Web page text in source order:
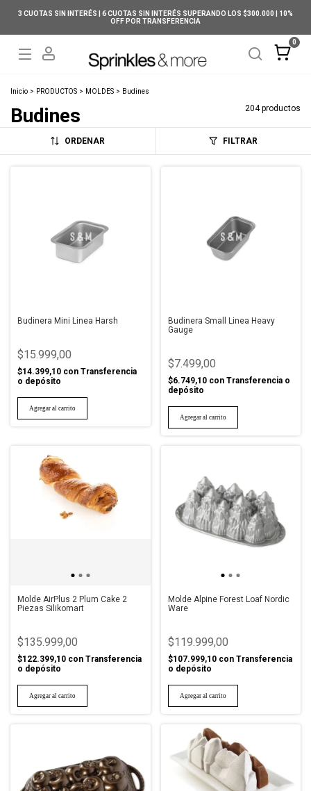
3 CUOTAS SIN INTERÉS | 6 CUOTAS SIN INTERÉS SUPERANDO LOS $300.000 | 10%
OFF POR TRANSFERENCIA
0
Inicio > PRODUCTOS > MOLDES > Budines
Budines 204 productos
ORDENAR FILTRAR
Budinera Mini Linea Harsh
$15.999,00
$14.399,10 con Transferencia
o depósito
Budinera Small Linea Heavy
Gauge
$7.499,00
$6.749,10 con Transferencia o
depósito
Molde AirPlus 2 Plum Cake 2
Piezas Silikomart
$135.999,00
$122.399,10 con Transferencia
o depósito
Molde Alpine Forest Loaf Nordic
Ware
$119.999,00
$107.999,10 con Transferencia
o depósito